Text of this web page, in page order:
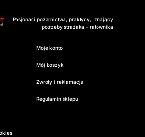
Pasjonaci pożarnictwa, praktycy, znający
potrzeby strażaka – ratownika
Moje konto
Mój koszyk
Zwroty i reklamacje
Regulamin sklepu